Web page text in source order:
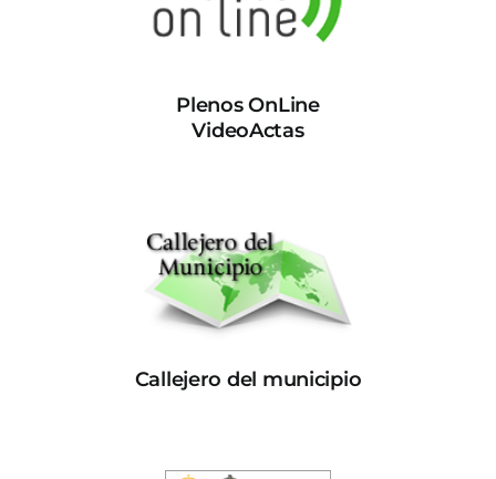
Plenos OnLine
VideoActas
Callejero del municipio